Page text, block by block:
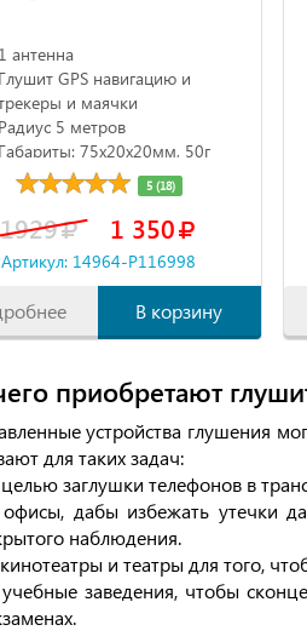
антенна
GPS навигацию и
и маячки
5 метров
75х20х20мм, 50г
5 (18)
1929 1 350
Артикул: 14964-P116998
В корзину
приобретают
устройства глушения
для таких задач:
заглушки телефонов в
дабы избежать утечки
наблюдения.
и театры для того,
заведения, чтобы